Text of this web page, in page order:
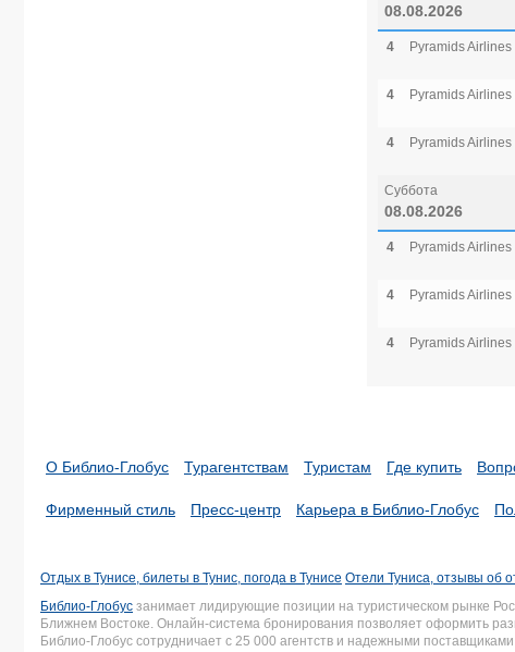
08.08.2026
4 Pyramids Airlines
4 Pyramids Airlines
4 Pyramids Airlines
Суббота
08.08.2026
4 Pyramids Airlines
4 Pyramids Airlines
4 Pyramids Airlines
О Библио-Глобус Турагентствам Туристам Где купить
Фирменный стиль Пресс-центр Карьера в Библио-Глобус
Отдых в Тунисе, билеты в Тунис, погода в Тунисе Отели Туниса, отзывы об
Библио-Глобус занимает лидирующие позиции на туристическом рынке
Ближнем Востоке. Онлайн-система бронирования позволяет оформить
Библио-Глобус сотрудничает с 25 000 агентств и надежными